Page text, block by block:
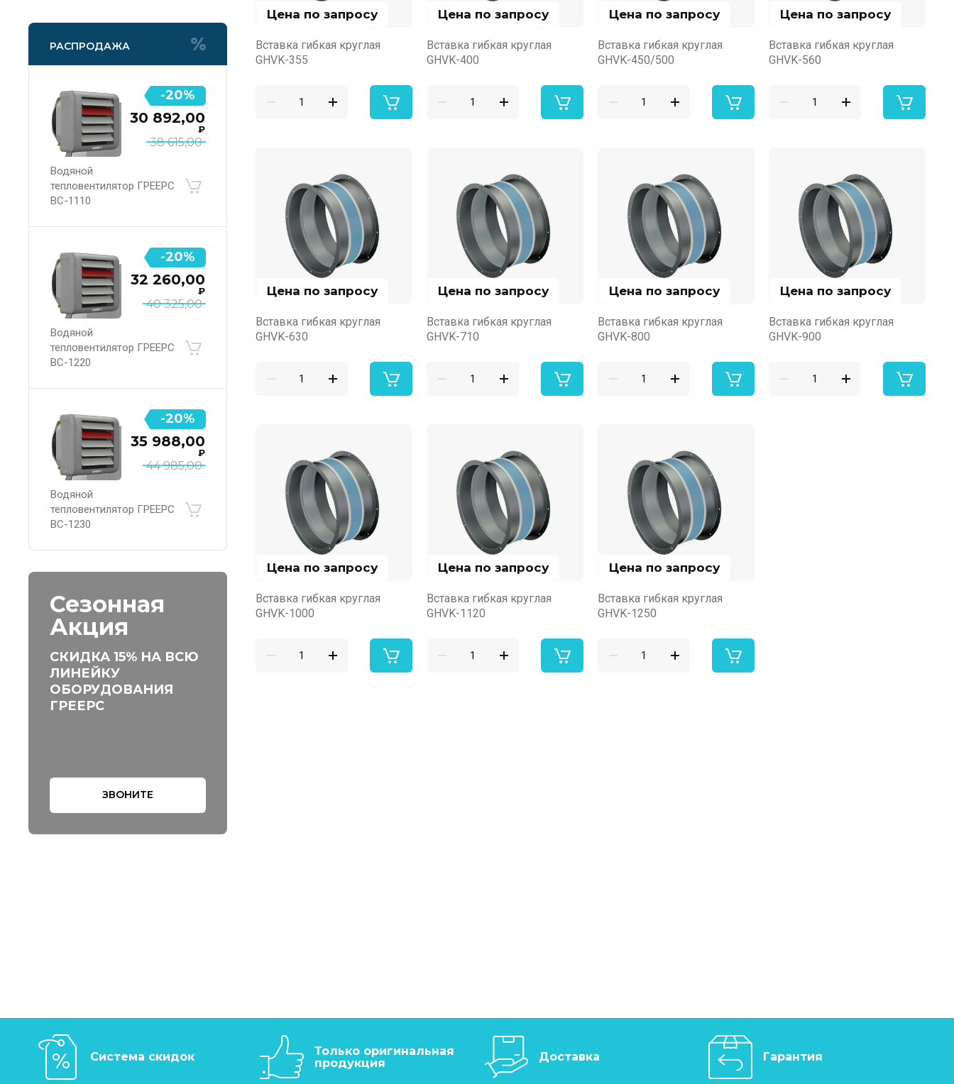
РАСПРОДАЖА
38 615,00
30 892,00
₽
Водяной
тепловентилятор ГРЕЕРС
ВС-1110
-20%
40 325,00
32 260,00
₽
Водяной
тепловентилятор ГРЕЕРС
ВС-1220
-20%
44 985,00
35 988,00
₽
Водяной
тепловентилятор ГРЕЕРС
ВС-1230
-20%
Сезонная
Акция
СКИДКА 15% НА ВСЮ
ЛИНЕЙКУ
ОБОРУДОВАНИЯ
ГРЕЕРС
ЗВОНИТЕ
Цена по запросу
Вставка гибкая круглая
GHVK-355
Цена по запросу
Вставка гибкая круглая
GHVK-400
Цена по запросу
Вставка гибкая круглая
GHVK-450/500
Цена по запросу
Вставка гибкая круглая
GHVK-560
Цена по запросу
Вставка гибкая круглая
GHVK-630
Цена по запросу
Вставка гибкая круглая
GHVK-710
Цена по запросу
Вставка гибкая круглая
GHVK-800
Цена по запросу
Вставка гибкая круглая
GHVK-900
Цена по запросу
Вставка гибкая круглая
GHVK-1000
Цена по запросу
Вставка гибкая круглая
GHVK-1120
Цена по запросу
Вставка гибкая круглая
GHVK-1250
Система скидок
Только оригинальная
продукция
Доставка Гарантия